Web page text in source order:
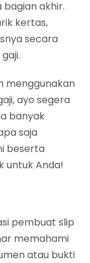
akhir.
kertas,
secara
menggunakan
ayo segera
banyak
saja
beserta
untuk Anda!
pembuat slip
memahami
atau bukti